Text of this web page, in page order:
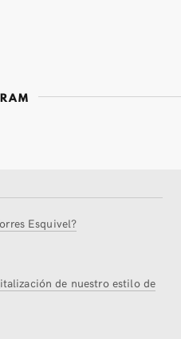
Esquivel?
de nuestro estilo de